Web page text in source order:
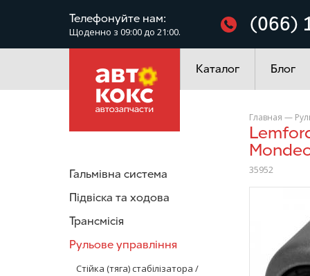
Телефонуйте нам:
Щоденно з 09:00 до 21:00. (066)
Каталог
Електроустаткування
Блог
Гальмівна система
Підвіска та ходова
Трансмісія
Рульове управління
Стійка (тяга) стабілізатора /
Главная —
Lemforder 35952 Сайлентблок переднього важеля Ford
35952